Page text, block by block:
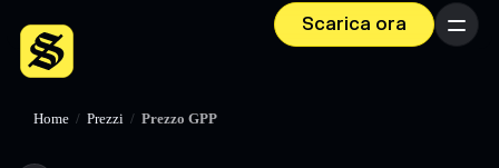
Scarica ora Menu
Home / Prezzi / Prezzo GPP